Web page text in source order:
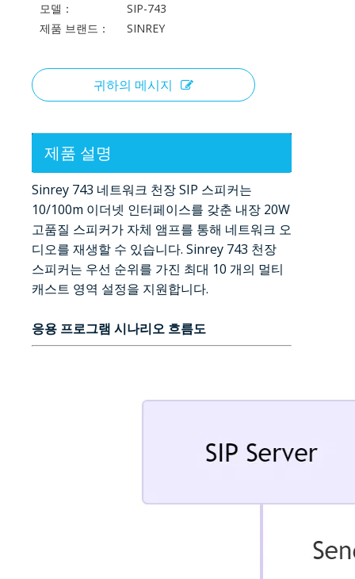
모델：
SIP-743
제품 브랜드：
SINREY
귀하의 메시지
제품 설명
Sinrey 743 네트워크 천장 SIP 스피커는
10/100m 이더넷 인터페이스를 갖춘 내장 20W
고품질 스피커가 자체 앰프를 통해 네트워크 오
디오를 재생할 수 있습니다. Sinrey 743 천장
스피커는 우선 순위를 가진 최대 10 개의 멀티
캐스트 영역 설정을 지원합니다.
응용 프로그램 시나리오 흐름도